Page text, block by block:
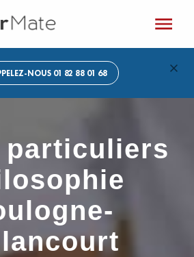
NOUS 01 82 88 01 68
particuliers